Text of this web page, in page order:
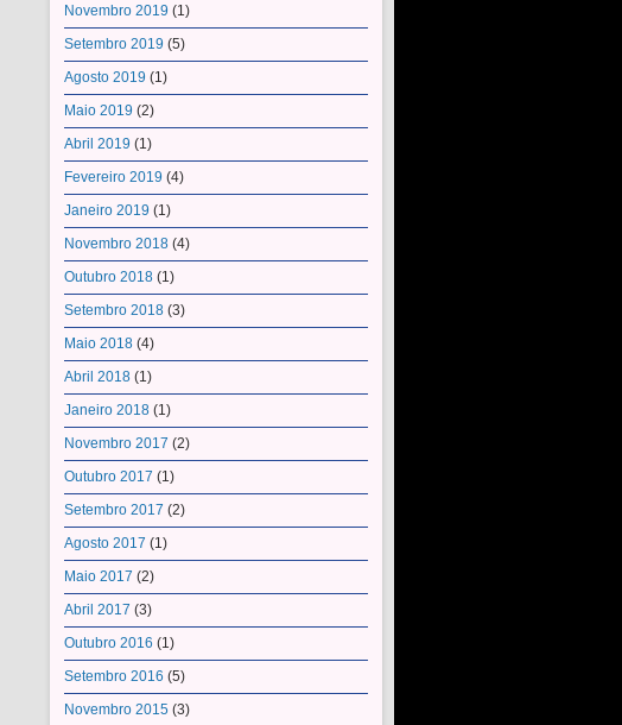
Novembro 2019 (1)
Setembro 2019 (5)
Agosto 2019 (1)
Maio 2019 (2)
Abril 2019 (1)
Fevereiro 2019 (4)
Janeiro 2019 (1)
Novembro 2018 (4)
Outubro 2018 (1)
Setembro 2018 (3)
Maio 2018 (4)
Abril 2018 (1)
Janeiro 2018 (1)
Novembro 2017 (2)
Outubro 2017 (1)
Setembro 2017 (2)
Agosto 2017 (1)
Maio 2017 (2)
Abril 2017 (3)
Outubro 2016 (1)
Setembro 2016 (5)
Novembro 2015 (3)